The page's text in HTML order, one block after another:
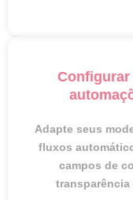
Adapte seus
fluxos
campos de